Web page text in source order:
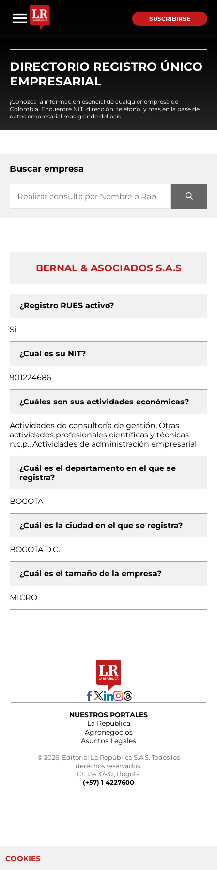
SUSCRIBIRSE
DIRECTORIO REGISTRO ÚNICO
EMPRESARIAL
¡Conozca la información esencial de cualquier empresa de
Colombia! Encuentre NIT, dirección, teléfono, y mas en la base de
datos empresarial mas grande del país.
Buscar empresa
BERNAL & ASOCIADOS S.A.S
¿Registro RUES activo?
Si
¿Cuál es su NIT?
901224686
¿Cuáles son sus actividades económicas?
Actividades de consultoría de gestión, Otras
actividades profesionales científicas y técnicas
n.c.p., Actividades de administración empresarial
¿Cuál es el departamento en el que se
registra?
BOGOTA
¿Cuál es la ciudad en el que se registra?
BOGOTA D.C.
¿Cuál es el tamaño de la empresa?
MICRO
NUESTROS PORTALES
La República
Agronegocios
Asuntos Legales
© 2026, Editorial La República S.A.S. Todos los
derechos reservados.
Cr. 13a 37-32, Bogotá
(+57) 1 4227600
COOKIES